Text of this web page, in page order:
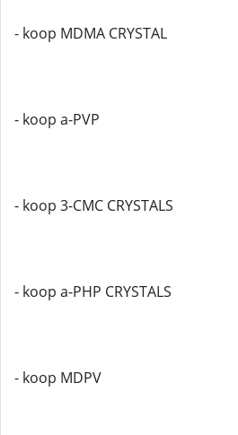
- koop MDMA CRYSTAL
- koop a-PVP
- koop 3-CMC CRYSTALS
- koop a-PHP CRYSTALS
- koop MDPV